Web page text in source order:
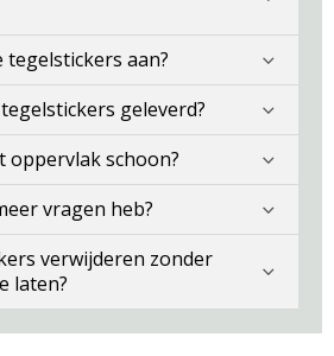
tegelstickers aan?
geleverd?
oppervlak schoon?
vragen heb?
verwijderen zonder
laten?